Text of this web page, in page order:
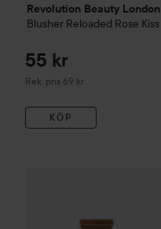
Revolution Beauty London
Blusher Reloaded Rose Kiss
55 kr
Rek. pris 69 kr
Rekommenderat pris 69 kr
KÖP